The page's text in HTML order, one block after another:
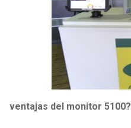
ventajas del monitor 5100?